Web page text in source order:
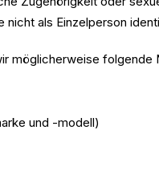
nicht als Einzelperson
möglicherweise
und -modell)